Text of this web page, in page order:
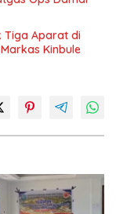
Tiga Aparat di
Kinbule